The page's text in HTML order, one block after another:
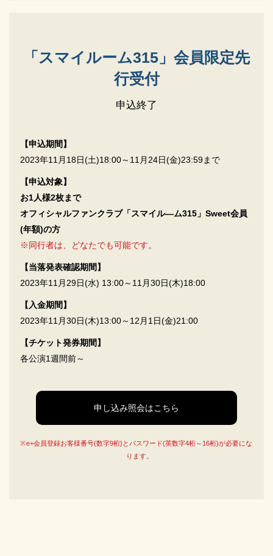
「スマイルーム315」会員限定先
行受付
申込終了
【申込期間】
2023年11月18日(土)18:00～11月24日(金)23:59まで
【申込対象】
お1人様2枚まで
オフィシャルファンクラブ「スマイル―ム315」Sweet会員
(年額)の方
※同行者は、どなたでも可能です。
【当落発表確認期間】
2023年11月29日(水) 13:00～11月30日(木)18:00
【入金期間】
2023年11月30日(木)13:00～12月1日(金)21:00
【チケット発券期間】
各公演1週間前～
申し込み照会はこちら
e+会員登録お客様番号(数字9桁)とパスワード(英数字4桁～16桁)が必要にな
ります。